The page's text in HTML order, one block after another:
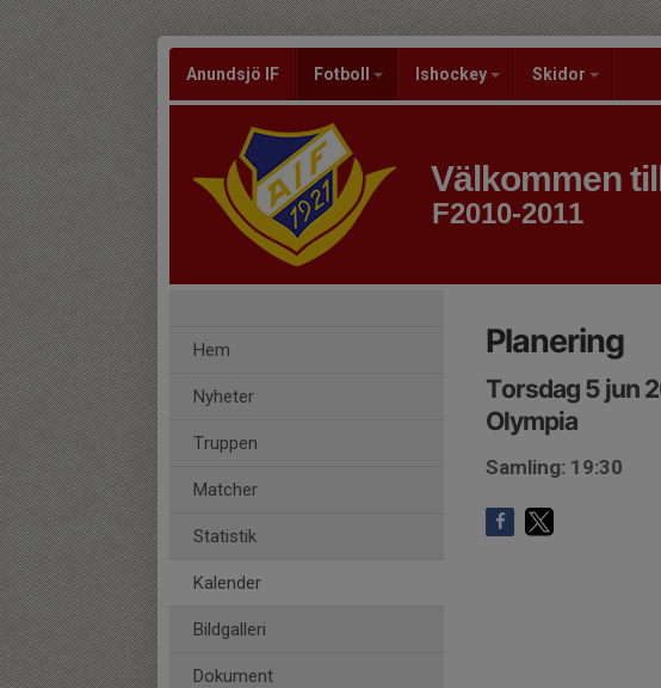
Anundsjö IF Fotboll Ishockey Skidor
Välkommen
F2010-2011
Hem
Nyheter
Truppen
Matcher
Statistik
Kalender
Bildgalleri
Dokument
Planering
Torsdag 5 jun
Olympia
Samling: 19:30